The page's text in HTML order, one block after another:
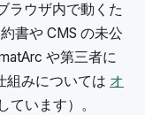
ラウザ内で動くた
書や CMS の未公
や第三者に
組みについては オ
ています）。